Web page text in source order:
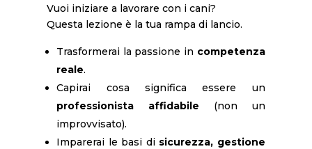
Vuoi iniziare a lavorare con i cani?
Questa lezione è la tua rampa di lancio.
Trasformerai la passione in competenza
reale.
Capirai cosa significa essere un
professionista affidabile (non un
improvvisato).
Imparerai le basi di sicurezza, gestione